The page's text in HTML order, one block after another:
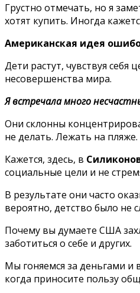
Грустно отмечать, но я
хотят купить. Иногда
Американская идея
Дети растут, чувствуя
несовершенства мира.
Я встречала много
Они склонны
не делать. Лежать на
Кажется, здесь, в
социальные цели и не
В результате они часто
вероятно, детство было не
Почему вы думаете США
заботиться о себе и других.
Мы гоняемся за деньгами и
когда приносите пользу